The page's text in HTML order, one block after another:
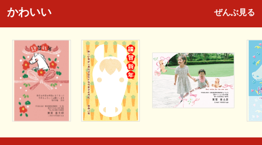
かわいい ぜんぶ見る